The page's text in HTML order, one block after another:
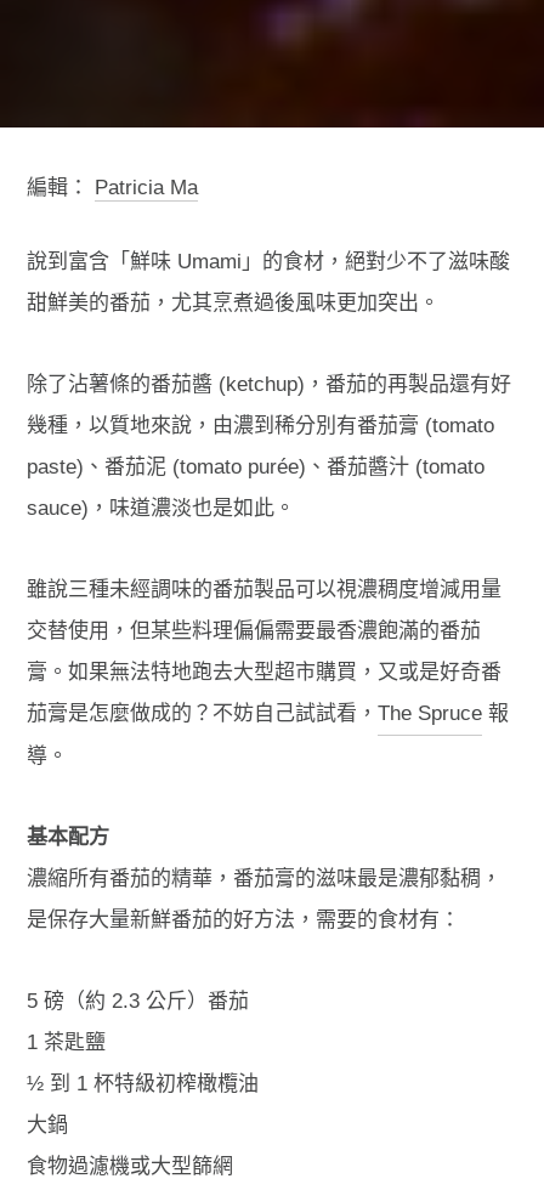
編輯： Patricia Ma
說到富含「鮮味 Umami」的食材，絕對少不了滋味酸
甜鮮美的番茄，尤其烹煮過後風味更加突出。
除了沾薯條的番茄醬 (ketchup)，番茄的再製品還有好
幾種，以質地來說，由濃到稀分別有番茄膏 (tomato
paste)、番茄泥 (tomato purée)、番茄醬汁 (tomato
sauce)，味道濃淡也是如此。
雖說三種未經調味的番茄製品可以視濃稠度增減用量
交替使用，但某些料理偏偏需要最香濃飽滿的番茄
膏。如果無法特地跑去大型超市購買，又或是好奇番
茄膏是怎麼做成的？不妨自己試試看，The Spruce 報
導。
基本配方
濃縮所有番茄的精華，番茄膏的滋味最是濃郁黏稠，
是保存大量新鮮番茄的好方法，需要的食材有：
5 磅（約 2.3 公斤）番茄
1 茶匙鹽
½ 到 1 杯特級初榨橄欖油
大鍋
食物過濾機或大型篩網